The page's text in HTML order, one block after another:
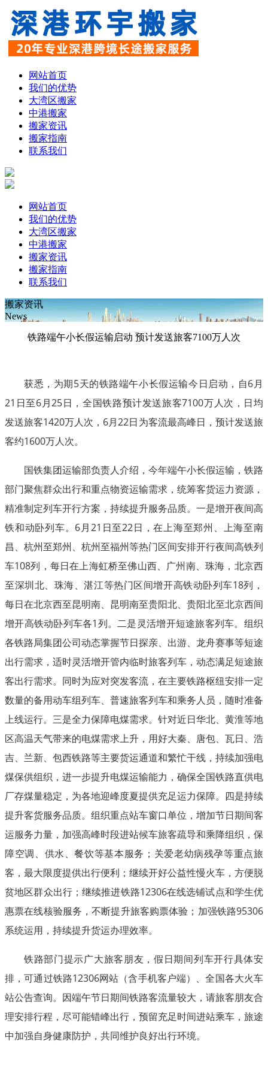
网站首页
我们的优势
大湾区搬家
中港搬家
搬家资讯
搬家指南
联系我们
网站首页
我们的优势
大湾区搬家
中港搬家
搬家资讯
搬家指南
联系我们
搬家资讯
News
铁路端午小长假运输启动 预计发送旅客7100万人次
获悉，为期5天的铁路端午小长假运输今日启动，自6月
21日至6月25日，全国铁路预计发送旅客7100万人次，日均
发送旅客1420万人次，6月22日为客流最高峰日，预计发送旅
客约1600万人次。
国铁集团运输部负责人介绍，今年端午小长假运输，铁路
部门聚焦群众出行和重点物资运输需求，统筹客货运力资源，
精准制定列车开行方案，持续提升服务品质。一是增开夜间高
铁和动卧列车。6月21日至22日，在上海至郑州、上海至南
昌、杭州至郑州、杭州至福州等热门区间安排开行夜间高铁列
车108列，每日在上海虹桥至佛山西、广州南、珠海，北京西
至深圳北、珠海、湛江等热门区间增开高铁动卧列车18列，
每日在北京西至昆明南、昆明南至贵阳北、贵阳北至北京西间
增开高铁动卧列车各1列。二是灵活增开短途旅客列车。组织
各铁路局集团公司动态掌握节日探亲、出游、龙舟赛事等短途
出行需求，适时灵活增开管内临时旅客列车，动态满足短途旅
客出行需求。同时为应对突发客流，在主要铁路枢纽安排一定
数量的备用动车组列车、普速旅客列车和乘务人员，随时准备
上线运行。三是全力保障电煤需求。针对近日华北、黄淮等地
区高温天气带来的电煤需求上升，用好大秦、唐包、瓦日、浩
吉、兰新、包西铁路等主要货运通道和繁忙干线，持续加强电
煤保供组织，进一步提升电煤运输能力，确保全国铁路直供电
厂存煤量稳定，为各地迎峰度夏提供充足运力保障。四是持续
提升客货服务品质。组织重点站车窗口单位，增加节日期间客
运服务力量，加强高峰时段进站候车旅客疏导和乘降组织，保
障空调、供水、餐饮等基本服务；关爱老幼病残孕等重点旅
客，最大限度提供出行便利；继续开好公益性慢火车，方便脱
贫地区群众出行；继续推进铁路12306在线选铺试点和学生优
惠票在线核验服务，不断提升旅客购票体验；加强铁路95306
系统运用，持续提升货运办理效率。
铁路部门提示广大旅客朋友，假日期间列车开行具体安
排，可通过铁路12306网站（含手机客户端）、全国各大火车
站公告查询。因端午节日期间铁路客流量较大，请旅客朋友合
理安排行程，尽可能错峰出行，预留充足时间进站乘车，旅途
中加强自身健康防护，共同维护良好出行环境。